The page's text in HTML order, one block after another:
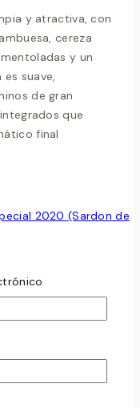
y atractiva, con
cereza
y un
suave,
de gran
que
final